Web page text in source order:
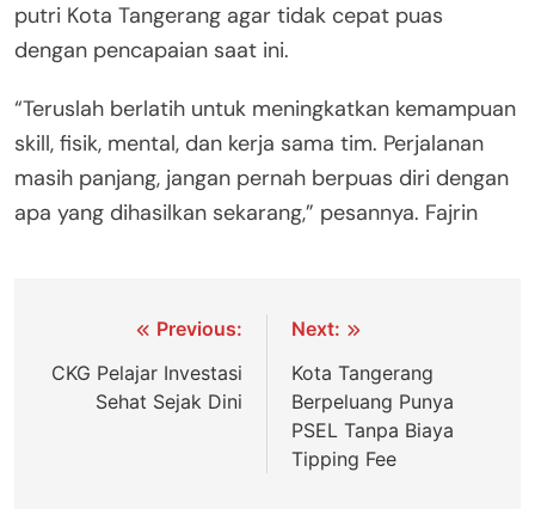
putri Kota Tangerang agar tidak cepat puas
dengan pencapaian saat ini.
“Teruslah berlatih untuk meningkatkan kemampuan
skill, fisik, mental, dan kerja sama tim. Perjalanan
masih panjang, jangan pernah berpuas diri dengan
apa yang dihasilkan sekarang,” pesannya. Fajrin
Navigasi
pos
Previous:
CKG Pelajar Investasi
Sehat Sejak Dini
Next:
Kota Tangerang
Berpeluang Punya
PSEL Tanpa Biaya
Tipping Fee